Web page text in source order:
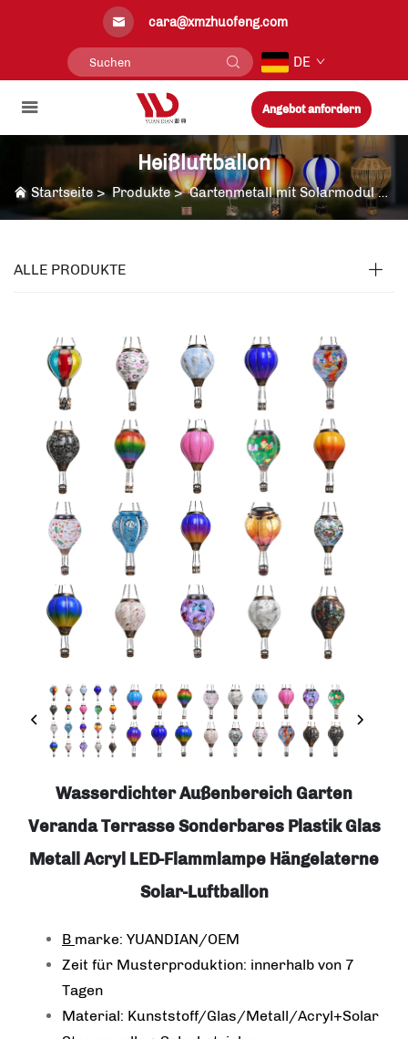
cara@xmzhuofeng.com
DE
Angebot anfordern
Heißluftballon
Startseite> Produkte>Gartenmetall mit Solarmodul>
ALLE PRODUKTE
Wasserdichter Außenbereich Garten
Veranda Terrasse Sonderbares Plastik Glas
Metall Acryl LED-Flammlampe Hängelaterne
Solar-Luftballon
B marke: YUANDIAN/OEM
Zeit für Musterproduktion: innerhalb von 7
Tagen
Material: Kunststoff/Glas/Metall/Acryl+Solar